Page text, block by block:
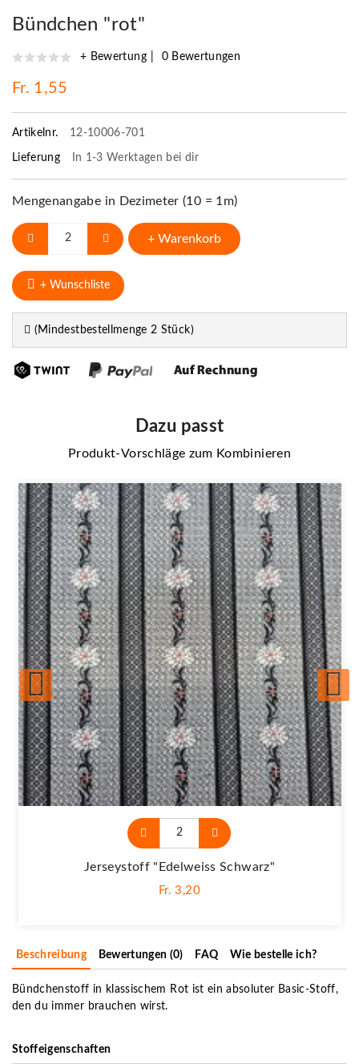
Bündchen "rot"
+ Bewertung 0 Bewertungen
Fr. 1,55
Artikelnr. 12-10006-701
Lieferung In 1-3 Werktagen bei dir
Mengenangabe in Dezimeter (10 = 1m)
+ Warenkorb
+ Wunschliste
(Mindestbestellmenge 2 Stück)
Dazu passt
Produkt-Vorschläge zum Kombinieren
Jerseystoff "Edelweiss Schwarz"
Fr. 3,20
Beschreibung Bewertungen (0) FAQ Wie bestelle ich?
Bündchenstoff in klassischem Rot ist ein absoluter Basic-Stoff,
den du immer brauchen wirst.
Stoffeigenschaften